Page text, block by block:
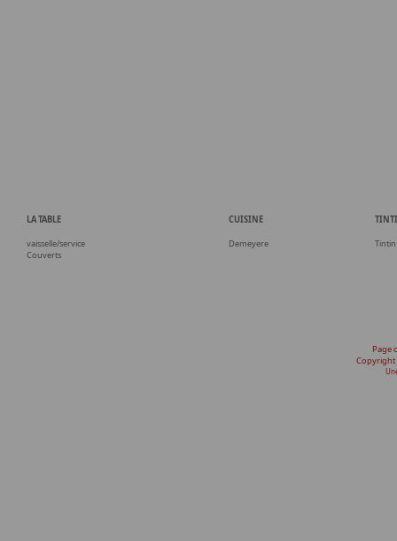
LA TABLE
vaisselle/service
Couverts
CUISINE
Demeyere Tintin
Page
Copyright